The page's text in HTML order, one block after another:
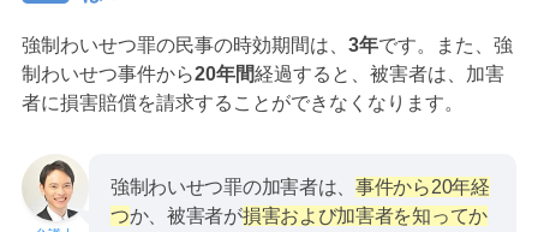
強制わいせつ罪の民事の時効期間は、 3年です。また、強
制わいせつ事件から20年間経過すると、被害者は、加害
者に損害賠償を請求することができなくなります。
強制わいせつ罪の加害者は、事件から20年経
つか、被害者が損害および加害者を知ってか